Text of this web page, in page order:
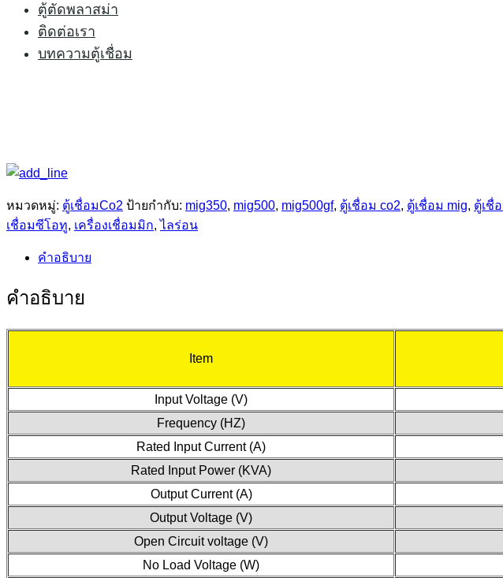
ตู้ตัดพลาสม่า
ติดต่อเรา
บทความตู้เชื่อม
สนใจติดต่อสอบถาม โทร 083-0234002 ไลน์: AB20
หมวดหมู่: ตู้เชื่อมCo2 ป้ายกำกับ: mig350, mig500, mig500gf, ตู้เชื่อม co2, ตู้เชื่อม mig, ตู้เชื่
เชื่อมซีโอทู, เครื่องเชื่อมมิก,ไลร่อน
คำอธิบาย
คำอธิบาย
Item
Input Voltage (V)
Frequency (HZ)
Rated Input Current (A)
Rated Input Power (KVA)
Output Current (A)
Output Voltage (V)
Open Circuit voltage (V)
No Load Voltage (W)